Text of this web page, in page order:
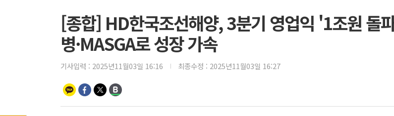
신길동 신축도 3.3㎡당 7250
용산공원·그린벨트로 또 충
'찜통더위'에 전력수요 역대
후티 반군, 예멘 정부군과 사
[종합] HD한국조선해양, 3분기 영업익 '1조원
병·MASGA로 성장 가속
기사입력 : 2025년11월03일 16:16 최종수정 : 2025년11월03일 16:27